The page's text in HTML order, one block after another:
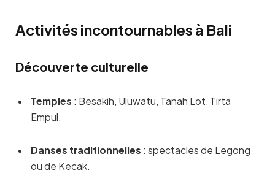
Activités incontournables à Bali
Découverte culturelle
Temples : Besakih, Uluwatu, Tanah Lot, Tirta
Empul.
Danses traditionnelles : spectacles de Legong
ou de Kecak.